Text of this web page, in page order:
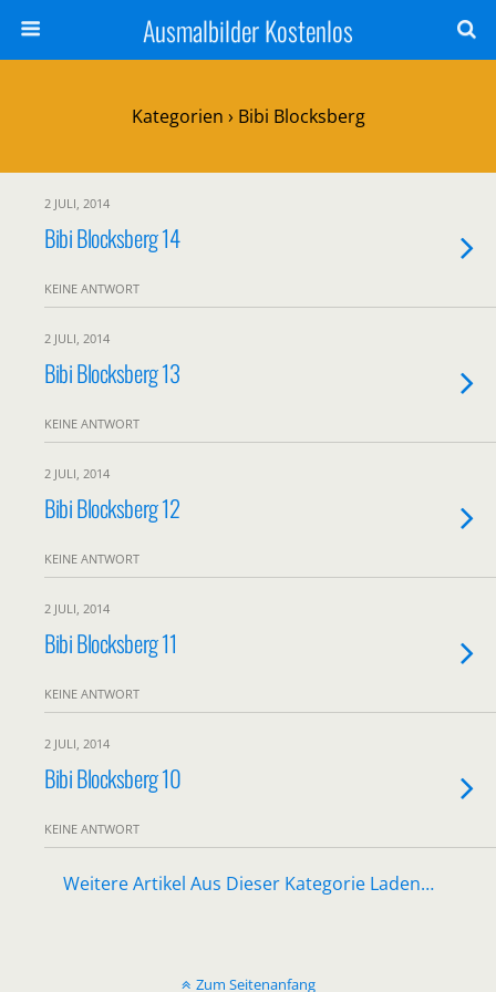
Ausmalbilder Kostenlos
Kategorien › Bibi Blocksberg
2 JULI, 2014
Bibi Blocksberg 14
KEINE ANTWORT
2 JULI, 2014
Bibi Blocksberg 13
KEINE ANTWORT
2 JULI, 2014
Bibi Blocksberg 12
KEINE ANTWORT
2 JULI, 2014
Bibi Blocksberg 11
KEINE ANTWORT
2 JULI, 2014
Bibi Blocksberg 10
KEINE ANTWORT
Weitere Artikel Aus Dieser Kategorie Laden…
Zum Seitenanfang